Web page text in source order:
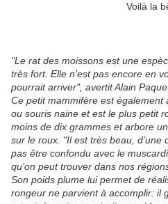
Voilà la
"Le rat des moissons est une
très fort. Elle n’est pas encore en
pourrait arriver", avertit Alain
Ce petit mammifère est également
ou souris naine et est le plus petit
moins de dix grammes et arbore
sur le roux. "Il est très beau,
pas être confondu avec le
qu’on peut trouver dans nos
Son poids plume lui permet de
rongeur ne parvient à accomplir: il